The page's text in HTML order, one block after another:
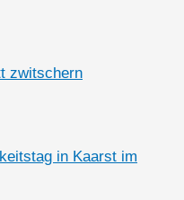
zwitschern
in Kaarst im